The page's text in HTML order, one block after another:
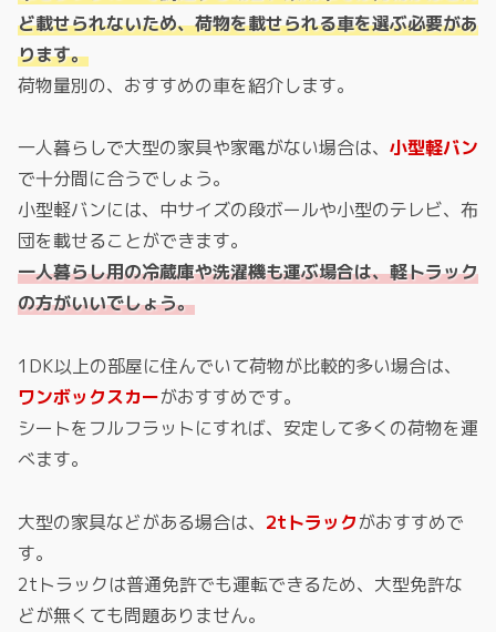
ど載せられないため、荷物を載せられる車を選ぶ必要があ
ります。
荷物量別の、おすすめの車を紹介します。
一人暮らしで大型の家具や家電がない場合は、 小型軽バン
で十分間に合うでしょう。
小型軽バンには、中サイズの段ボールや小型のテレビ、布
団を載せることができます。
一人暮らし用の冷蔵庫や洗濯機も運ぶ場合は、軽トラック
の方がいいでしょう。
1DK以上の部屋に住んでいて荷物が比較的多い場合は、
ワンボックスカーがおすすめです。
シートをフルフラットにすれば、安定して多くの荷物を運
べます。
大型の家具などがある場合は、 2tトラックがおすすめで
す。
2tトラックは普通免許でも運転できるため、大型免許な
どが無くても問題ありません。